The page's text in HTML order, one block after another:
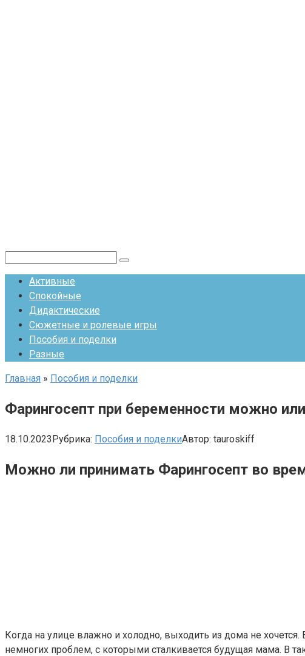
Активные
Спокойные
Дидактические
Сюжетные и ролевые игры
Пособия и поделки
Разные
Главная » Пособия и поделки
Фарингосепт при беременности можно
18.10.2023Рубрика: Пособия и поделкиАвтор: tauroskiff
Можно ли принимать Фарингосепт во
Когда на улице влажно и холодно, выходить из дома не
немногих проблем, с которыми сталкивается будущая мама. В